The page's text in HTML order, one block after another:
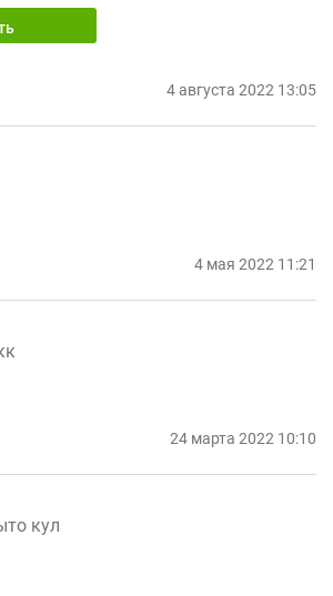
4 августа 2022 13:05
4 мая 2022 11:21
24 марта 2022 10:10
кул